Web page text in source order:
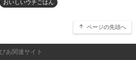
おいしいウチごはん
ページの先頭へ
ぴあ関連サイト